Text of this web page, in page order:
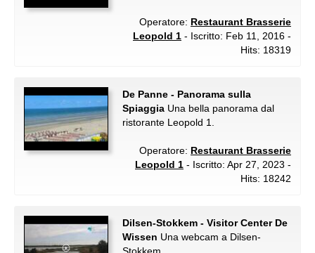
Operatore: Restaurant Brasserie
Leopold 1 - Iscritto: Feb 11, 2016 -
Hits: 18319
De Panne - Panorama sulla
Spiaggia Una bella panorama dal
ristorante Leopold 1.
Operatore: Restaurant Brasserie
Leopold 1 - Iscritto: Apr 27, 2023 -
Hits: 18242
Dilsen-Stokkem - Visitor Center De
Wissen Una webcam a Dilsen-